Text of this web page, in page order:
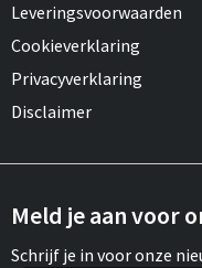
Leveringsvoorwaarden
Cookieverklaring
Privacyverklaring
Disclaimer
Meld je aan voor
Schrijf je in voor onze